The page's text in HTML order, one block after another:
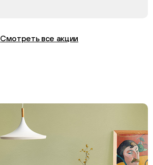
Смотреть все акции